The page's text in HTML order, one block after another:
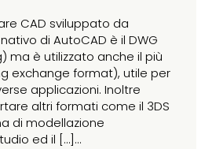
CAD sviluppato da
di AutoCAD è il DWG
ma è utilizzato anche il più
exchange format), utile per
applicazioni. Inoltre
altri formati come il 3DS
di modellazione
ed il […]...